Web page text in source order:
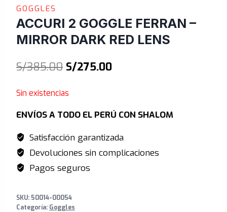
GOGGLES
ACCURI 2 GOGGLE FERRAN –
MIRROR DARK RED LENS
S/385.00 El
era:
S/385.00.
S/275.00El
es:
S/275.00.
Sin existencias
ENVÍOS A TODO EL PERÚ CON SHALOM
Satisfacción garantizada
Devoluciones sin complicaciones
Pagos seguros
SKU: 50014-00054
Categoría: Goggles